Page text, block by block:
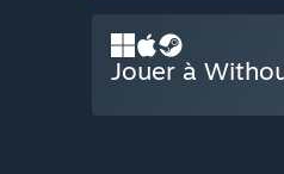
Jouer à